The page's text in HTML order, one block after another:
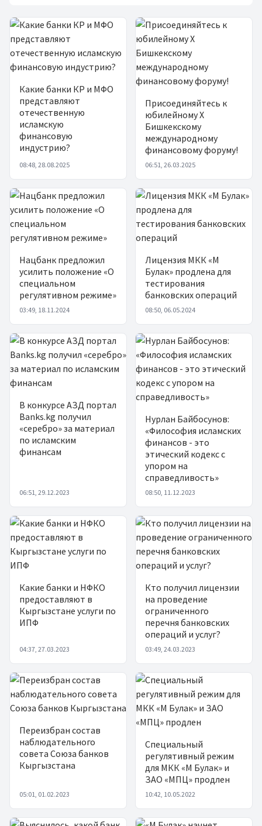
Новости
Какие банки КР и МФО
представляют
отечественную
исламскую
финансовую
индустрию?
08:48, 28.08.2025
Присоединяйтесь к
юбилейному X
Бишкекскому
международному
финансовому форуму!
06:51, 26.03.2025
Нацбанк предложил
усилить положение «О
специальном
регулятивном режиме»
03:49, 18.11.2024
Лицензия МКК «М
Булак» продлена для
тестирования
банковских операций
08:50, 06.05.2024
В конкурсе АЗД портал
Banks.kg получил
«серебро» за материал
по исламским
финансам
06:51, 29.12.2023
Нурлан Байбосунов:
«Философия исламских
финансов - это
этический кодекс с
упором на
справедливость»
08:50, 11.12.2023
Какие банки и НФКО
предоставляют в
Кыргызстане услуги по
ИПФ
04:37, 27.03.2023
Кто получил лицензии
на проведение
ограниченного
перечня банковских
операций и услуг?
03:49, 24.03.2023
Переизбран состав
наблюдательного
совета Союза банков
Кыргызстана
05:01, 01.02.2023
Специальный
регулятивный режим
для МКК «М Булак» и
ЗАО «МПЦ» продлен
10:42, 10.05.2022